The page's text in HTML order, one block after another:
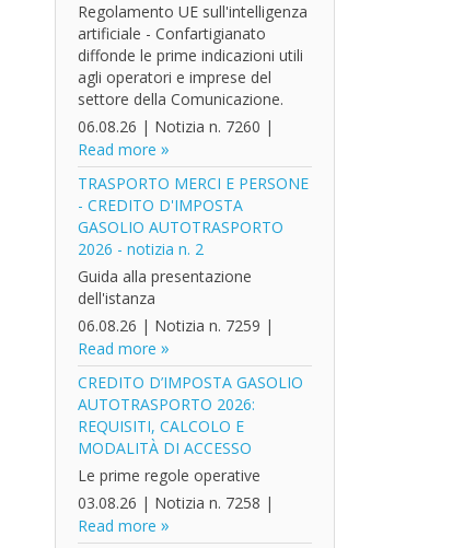
Regolamento UE sull'intelligenza
artificiale - Confartigianato
diffonde le prime indicazioni utili
agli operatori e imprese del
settore della Comunicazione.
06.08.26 | Notizia n. 7260 |
Read more
TRASPORTO MERCI E PERSONE
- CREDITO D'IMPOSTA
GASOLIO AUTOTRASPORTO
2026 - notizia n. 2
Guida alla presentazione
dell'istanza
06.08.26 | Notizia n. 7259 |
Read more
CREDITO D’IMPOSTA GASOLIO
AUTOTRASPORTO 2026:
REQUISITI, CALCOLO E
MODALITÀ DI ACCESSO
Le prime regole operative
03.08.26 | Notizia n. 7258 |
Read more